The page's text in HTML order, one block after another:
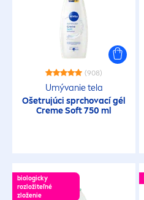
(908)
Umývanie tela
Ošetrujúci sprchovací gél
CremeSoft 750 ml
biologicky
rozložiteľné
zloženie